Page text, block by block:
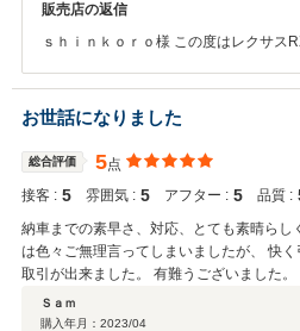
販売店の返信
ｓｈｉｎｋｏｒｏ様 この度はレクサス
イヤ交換と責任をもって対応致します
店を宜しくお願い致します。 また、1月
意しておりますので、大好きな奥様と
す。
お世話になりました
総合評価 5点
接客 : 5 雰囲気 : 5 アフター : 5 品質 :
納車までの素早さ、対応、とても素晴らし
は色々ご無理言ってしまいましたが、 快
取引が出来ました。 有難うございました。
Ｓａｍ
購入年月： 2023/04